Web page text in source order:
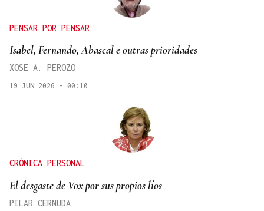
PENSAR POR PENSAR
Isabel, Fernando, Abascal e outras prioridades
XOSE A. PEROZO
19 JUN 2026 - 00:10
CRÓNICA PERSONAL
El desgaste de Vox por sus propios líos
PILAR CERNUDA